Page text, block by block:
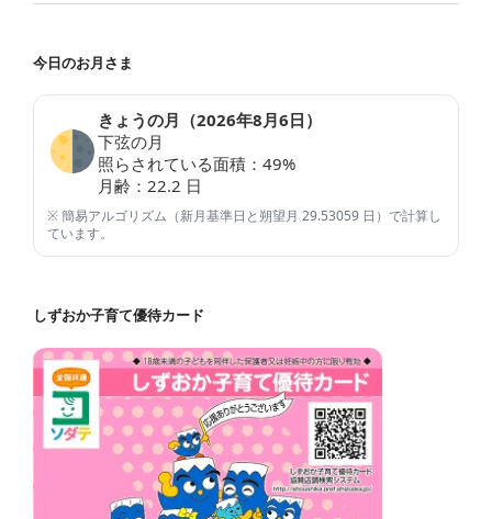
今日のお月さま
きょうの月（2026年8月6日 ）
下弦の月
照らされている面積： 49%
月齢： 22.2 日
※ 簡易アルゴリズム（新月基準日と朔望月 29.53059 日）で計算し
ています。
しずおか子育て優待カード